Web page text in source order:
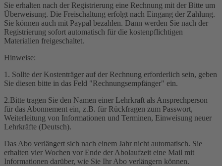
Sie erhalten nach der Registrierung eine Rechnung mit der Bitte um
Überweisung. Die Freischaltung erfolgt nach Eingang der Zahlung.
Sie können auch mit Paypal bezahlen. Dann werden Sie nach der
Registrierung sofort automatisch für die kostenpflichtigen
Materialien freigeschaltet.
Hinweise:
1. Sollte der Kostenträger auf der Rechnung erforderlich sein, geben
Sie diesen bitte in das Feld "Rechnungsempfänger" ein.
2.Bitte tragen Sie den Namen einer Lehrkraft als Ansprechperson
für das Abonnement ein, z.B. für Rückfragen zum Passwort,
Weiterleitung von Informationen und Terminen, Einweisung neuer
Lehrkräfte (Deutsch).
Das Abo verlängert sich nach einem Jahr nicht automatisch. Sie
erhalten vier Wochen vor Ende der Abolaufzeit eine Mail mit
Informationen darüber, wie Sie Ihr Abo verlängern können.